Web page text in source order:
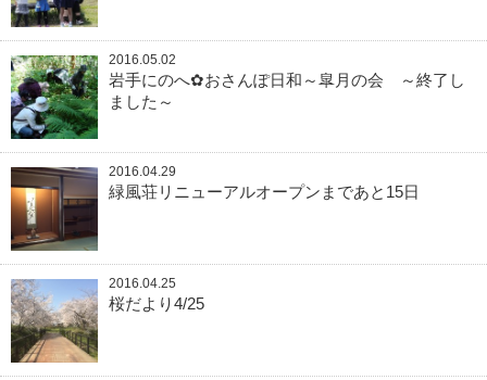
2016.05.02
岩手にのへ✿おさんぽ日和～皐月の会 ～終了し
ました～
2016.04.29
緑風荘リニューアルオープンまであと15日
2016.04.25
桜だより4/25